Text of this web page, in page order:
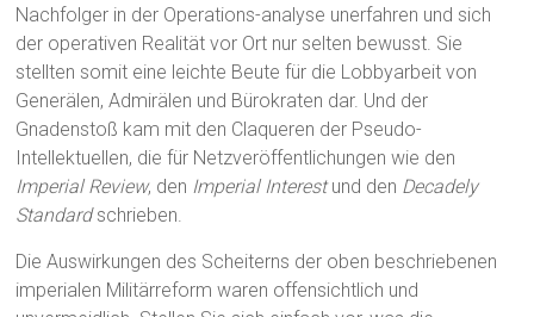
Nachfolger in der Operations-analyse unerfahren und sich
der operativen Realität vor Ort nur selten bewusst. Sie
stellten somit eine leichte Beute für die Lobbyarbeit von
Generälen, Admirälen und Bürokraten dar. Und der
Gnadenstoß kam mit den Claqueren der Pseudo-
Intellektuellen, die für Netzveröffentlichungen wie den
Imperial Review, den Imperial Interestund den Decadely
Standardschrieben.
Die Auswirkungen des Scheiterns der oben beschriebenen
imperialen Militärreform waren offensichtlich und